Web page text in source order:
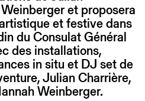
et proposera
et festive dans
du Consulat Général
des installations,
in situ et DJ set de
Julian Charrière,
Weinberger.